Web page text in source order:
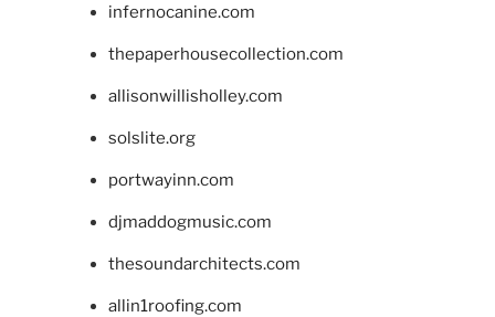
infernocanine.com
thepaperhousecollection.com
allisonwillisholley.com
solslite.org
portwayinn.com
djmaddogmusic.com
thesoundarchitects.com
allin1roofing.com